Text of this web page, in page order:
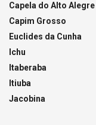
Capela do Alto Alegre
Capim Grosso
Euclides da Cunha
Ichu
Itaberaba
Itiuba
Jacobina